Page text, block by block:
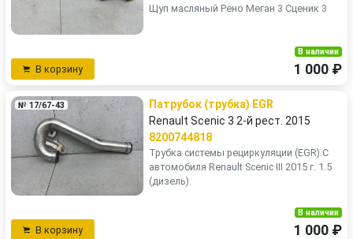
Щуп масляный Рено Меган 3 Сценик 3
В корзину
В наличии
1 000 ₽
№ 17/67-43
Патрубок (трубка) EGR
Renault Scenic 3 2-й рест. 2015
8200744818
Трубка системы рециркуляции (EGR).С
автомобиля Renault Scenic III 2015 г. 1.5
(дизель).
В корзину
В наличии
1 000 ₽